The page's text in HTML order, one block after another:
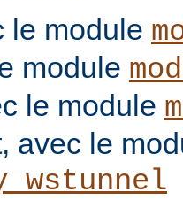
le module
module
le module
avec le